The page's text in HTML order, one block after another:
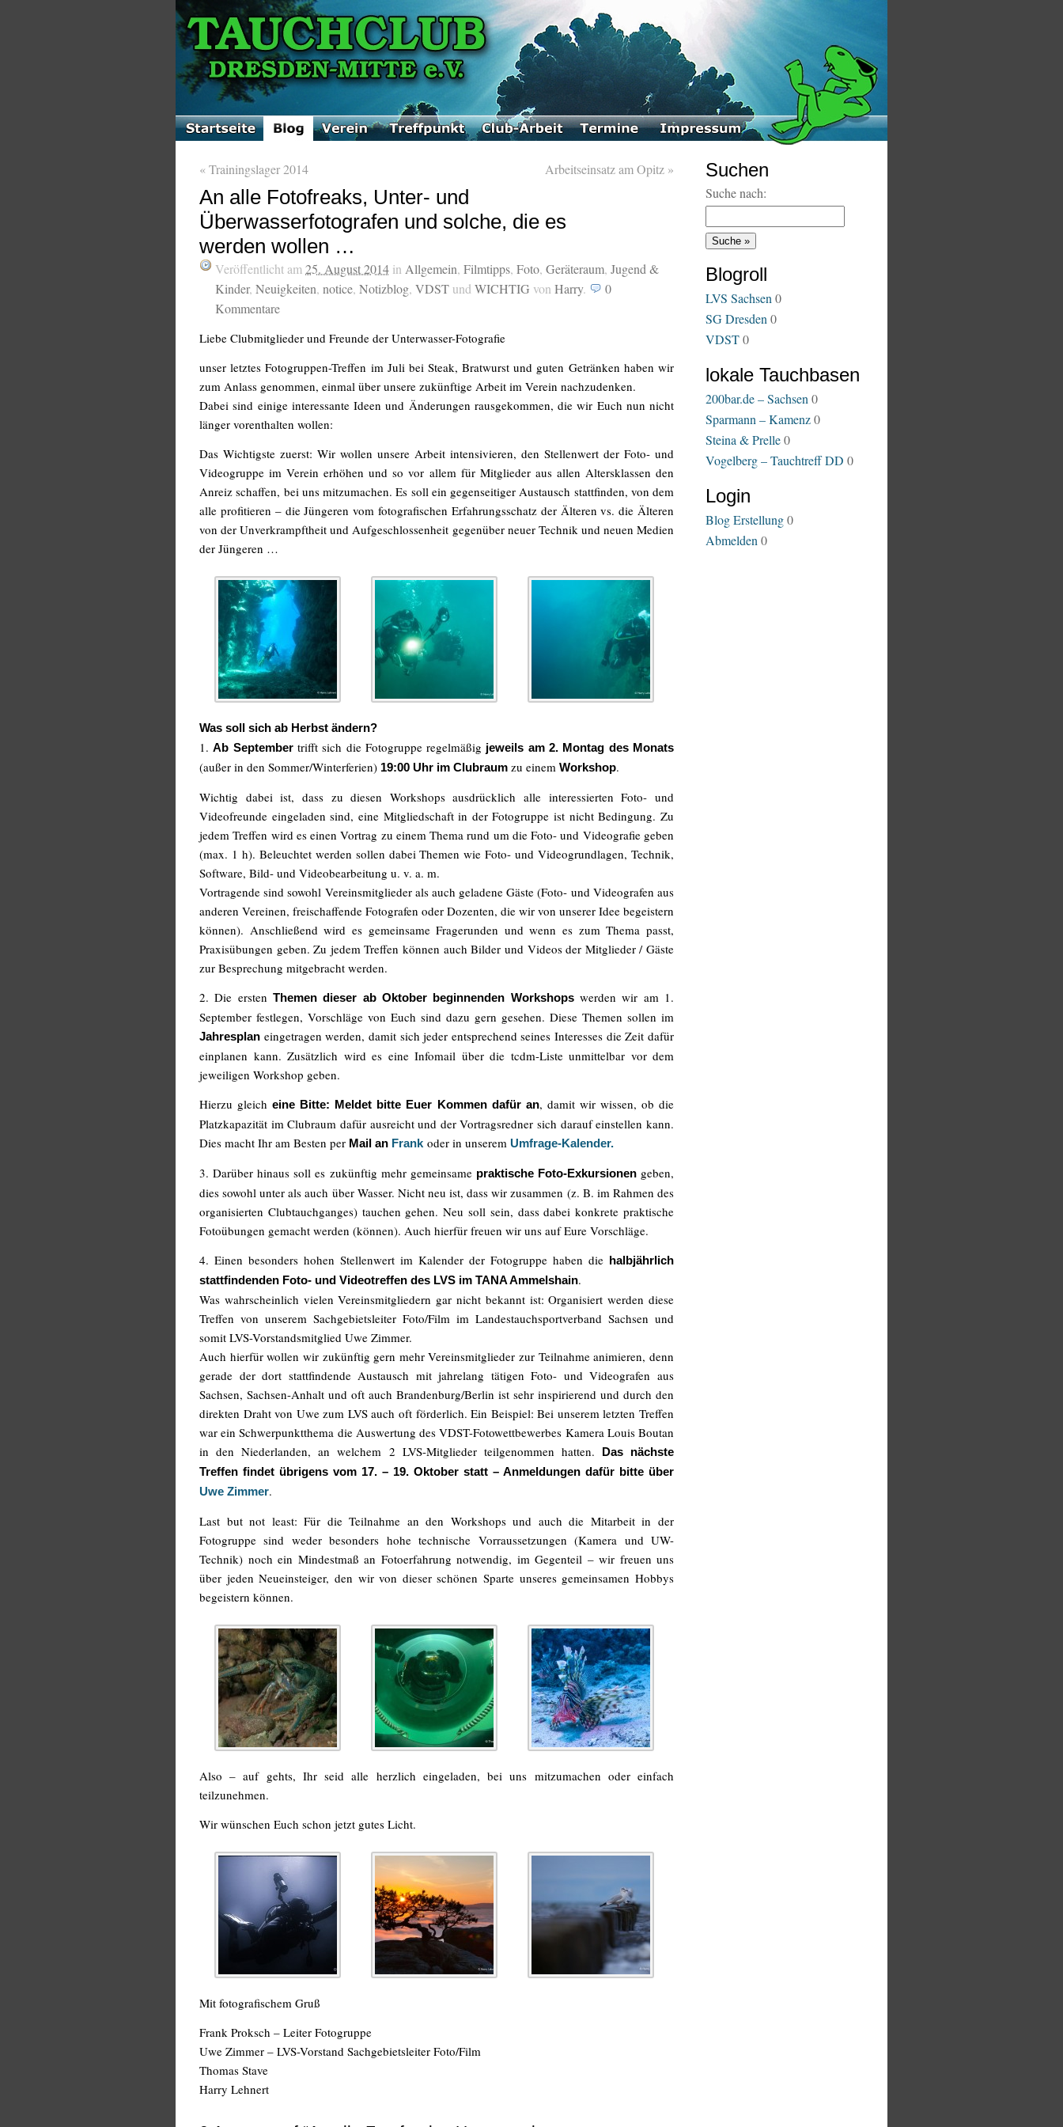
«Trainingslager 2014 Arbeitseinsatz am Opitz »
An alle Fotofreaks, Unter- und
Überwasserfotografen und solche, die es
werden wollen …
Veröffentlicht am 25. August 2014 in Allgemein, Filmtipps, Foto, Geräteraum, Jugend &
Kinder, Neuigkeiten, notice, Notizblog, VDST und WICHTIG von Harry.
0
Kommentare
Liebe Clubmitglieder und Freunde der Unterwasser-Fotografie
unser letztes Fotogruppen-Treffen im Juli bei Steak, Bratwurst und guten Getränken haben wir
zum Anlass genommen, einmal über unsere zukünftige Arbeit im Verein nachzudenken.
Dabei sind einige interessante Ideen und Änderungen rausgekommen, die wir Euch nun nicht
länger vorenthalten wollen:
Das Wichtigste zuerst: Wir wollen unsere Arbeit intensivieren, den Stellenwert der Foto- und
Videogruppe im Verein erhöhen und so vor allem für Mitglieder aus allen Altersklassen den
Anreiz schaffen, bei uns mitzumachen. Es soll ein gegenseitiger Austausch stattfinden, von dem
alle profitieren – die Jüngeren vom fotografischen Erfahrungsschatz der Älteren vs. die Älteren
von der Unverkrampftheit und Aufgeschlossenheit gegenüber neuer Technik und neuen Medien
der Jüngeren …
Was soll sich ab Herbst ändern?
1.Ab Septembertrifft sich die Fotogruppe regelmäßig jeweils am 2. Montag des Monats
(außer in den Sommer/Winterferien) 19:00 Uhr im Clubraum zu einem Workshop.
Wichtig dabei ist, dass zu diesen Workshops ausdrücklich alle interessierten Foto- und
Videofreunde eingeladen sind, eine Mitgliedschaft in der Fotogruppe ist nicht Bedingung. Zu
jedem Treffen wird es einen Vortrag zu einem Thema rund um die Foto- und Videografie geben
(max. 1 h). Beleuchtet werden sollen dabei Themen wie Foto- und Videogrundlagen, Technik,
Software, Bild- und Videobearbeitung u. v. a. m.
Vortragende sind sowohl Vereinsmitglieder als auch geladene Gäste (Foto- und Videografen aus
anderen Vereinen, freischaffende Fotografen oder Dozenten, die wir von unserer Idee begeistern
können). Anschließend wird es gemeinsame Fragerunden und wenn es zum Thema passt,
Praxisübungen geben. Zu jedem Treffen können auch Bilder und Videos der Mitglieder / Gäste
zur Besprechung mitgebracht werden.
2. Die ersten Themen dieser ab Oktober beginnenden Workshopswerden wir am 1.
September festlegen, Vorschläge von Euch sind dazu gern gesehen. Diese Themen sollen im
Jahresplan eingetragen werden, damit sich jeder entsprechend seines Interesses die Zeit dafür
einplanen kann. Zusätzlich wird es eine Infomail über die tcdm-Liste unmittelbar vor dem
jeweiligen Workshop geben.
Hierzu gleicheine Bitte: Meldet bitte Euer Kommen dafür an, damit wir wissen, ob die
Platzkapazität im Clubraum dafür ausreicht und der Vortragsredner sich darauf einstellen kann.
Dies macht Ihr am Besten per Mail an Frankoder in unserem Umfrage-Kalender.
3. Darüber hinaus soll es zukünftig mehr gemeinsame praktische Foto-Exkursionengeben,
dies sowohl unter als auch über Wasser. Nicht neu ist, dass wir zusammen (z. B. im Rahmen des
organisierten Clubtauchganges) tauchen gehen. Neu soll sein, dass dabei konkrete praktische
Fotoübungen gemacht werden (können). Auch hierfür freuen wir uns auf Eure Vorschläge.
4. Einen besonders hohen Stellenwert im Kalender der Fotogruppe haben die halbjährlich
stattfindenden Foto- und Videotreffen des LVS im TANA Ammelshain.
Was wahrscheinlich vielen Vereinsmitgliedern gar nicht bekannt ist: Organisiert werden diese
Treffen von unserem Sachgebietsleiter Foto/Film im Landestauchsportverband Sachsen und
somit LVS-Vorstandsmitglied Uwe Zimmer.
Auch hierfür wollen wir zukünftig gern mehr Vereinsmitglieder zur Teilnahme animieren, denn
gerade der dort stattfindende Austausch mit jahrelang tätigen Foto- und Videografen aus
Sachsen, Sachsen-Anhalt und oft auch Brandenburg/Berlin ist sehr inspirierend und durch den
direkten Draht von Uwe zum LVS auch oft förderlich. Ein Beispiel: Bei unserem letzten Treffen
war ein Schwerpunktthema die Auswertung des VDST-Fotowettbewerbes Kamera Louis Boutan
in den Niederlanden, an welchem 2 LVS-Mitglieder teilgenommen hatten.
Das nächste
Treffen findet übrigens vom 17. – 19. Oktober statt – Anmeldungen dafür bitte über
Uwe Zimmer.
Last but not least: Für die Teilnahme an den Workshops und auch die Mitarbeit in der
Fotogruppe sind weder besonders hohe technische Vorraussetzungen (Kamera und UW-
Technik) noch ein Mindestmaß an Fotoerfahrung notwendig, im Gegenteil – wir freuen uns
über jeden Neueinsteiger, den wir von dieser schönen Sparte unseres gemeinsamen Hobbys
begeistern können.
Also – auf gehts, Ihr seid alle herzlich eingeladen, bei uns mitzumachen oder einfach
teilzunehmen.
Wir wünschen Euch schon jetzt gutes Licht.
Mit fotografischem Gruß
Frank Proksch – Leiter Fotogruppe
Uwe Zimmer – LVS-Vorstand Sachgebietsleiter Foto/Film
Thomas Stave
Harry Lehnert
Suchen
Suche nach:
Blogroll
LVS Sachsen 0
SG Dresden 0
VDST0
lokale Tauchbasen
200bar.de – Sachsen 0
Sparmann – Kamenz0
Steina & Prelle0
Vogelberg – Tauchtreff DD 0
Login
Blog Erstellung0
Abmelden 0